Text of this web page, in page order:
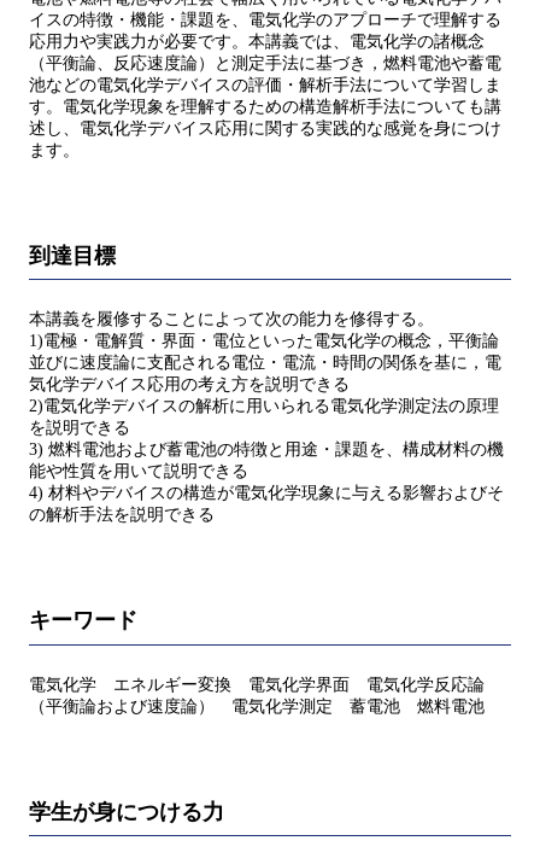
イスの特徴・機能・課題を、電気化学のアプローチで理解する
応用力や実践力が必要です。本講義では、電気化学の諸概念
（平衡論、反応速度論）と測定手法に基づき，燃料電池や蓄電
池などの電気化学デバイスの評価・解析手法について学習しま
す。電気化学現象を理解するための構造解析手法についても講
述し、電気化学デバイス応用に関する実践的な感覚を身につけ
ます。
到達目標
本講義を履修することによって次の能力を修得する。
1)電極・電解質・界面・電位といった電気化学の概念，平衡論
並びに速度論に支配される電位・電流・時間の関係を基に，電
気化学デバイス応用の考え方を説明できる
2)電気化学デバイスの解析に用いられる電気化学測定法の原理
を説明できる
3) 燃料電池および蓄電池の特徴と用途・課題を、構成材料の機
能や性質を用いて説明できる
4) 材料やデバイスの構造が電気化学現象に与える影響およびそ
の解析手法を説明できる
キーワード
電気化学 エネルギー変換 電気化学界面 電気化学反応論
（平衡論および速度論） 電気化学測定 蓄電池 燃料電池
学生が身につける力